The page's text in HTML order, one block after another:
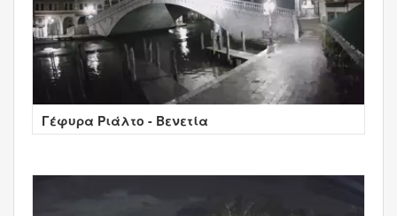
Γέφυρα Ριάλτο - Βενετία